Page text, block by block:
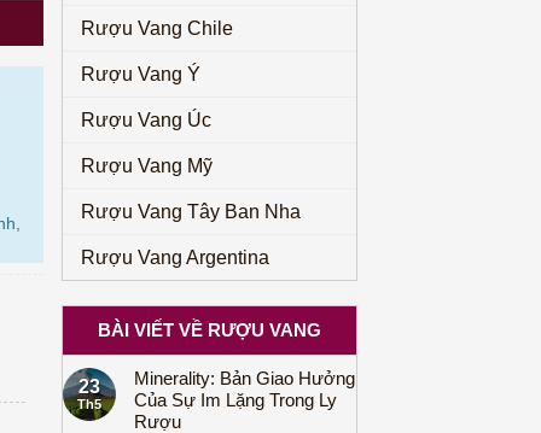
Rượu Vang Chile
Rượu Vang Ý
Rượu Vang Úc
Rượu Vang Mỹ
Rượu Vang Tây Ban Nha
Rượu Vang Argentina
BÀI VIẾT VỀ RƯỢU VANG
23
Th5
Minerality: Bản Giao Hưởng
Của Sự Im Lặng Trong Ly
Rượu